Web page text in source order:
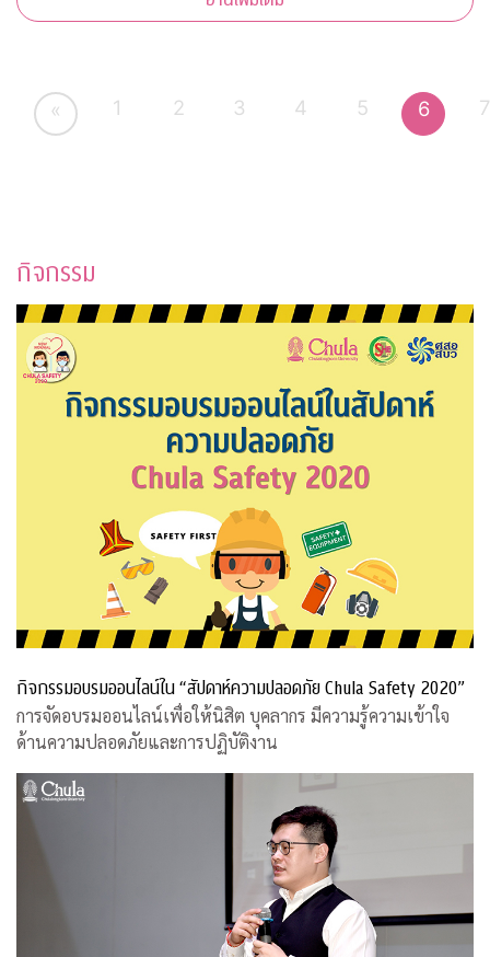
« 1 2 3 4 5 6 7
กิจกรรม
กิจกรรมอบรมออนไลน์ใน “สัปดาห์ความปลอดภัย Chula Safety 2020”
การจัดอบรมออนไลน์เพื่อให้นิสิต บุคลากร มีความรู้ความเข้าใจ
ด้านความปลอดภัยและการปฏิบัติงาน